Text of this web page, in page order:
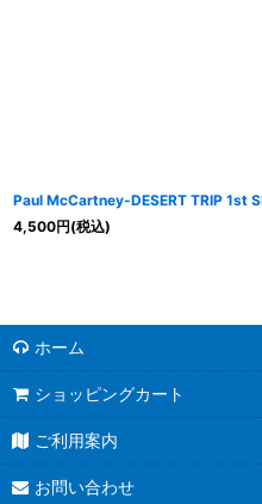
Paul McCartney-DESERT TRIP 1st
4,500円(税込)
ホーム
ショッピングカート
ご利用案内
お問い合わせ